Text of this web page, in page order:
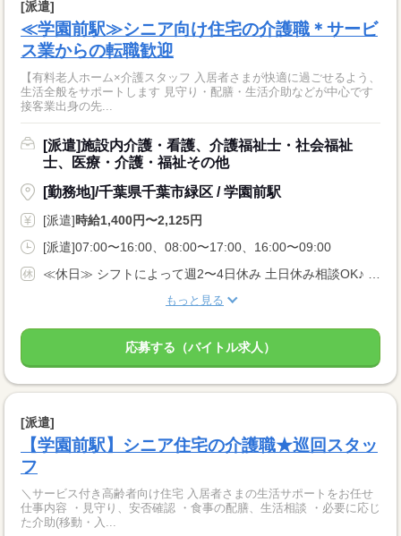
[派遣]
≪学園前駅≫シニア向け住宅の介護職＊サービ
ス業からの転職歓迎
【有料老人ホーム×介護スタッフ 入居者さまが快適に過ごせるよう、
生活全般をサポートします 見守り・配膳・生活介助などが中心です
接客業出身の先...
[派遣]施設内介護・看護、介護福祉士・社会福祉
士、医療・介護・福祉その他
[勤務地]/千葉県千葉市緑区 / 学園前駅
[派遣]時給1,400円〜2,125円
[派遣]07:00〜16:00、08:00〜17:00、16:00〜09:00
もっと見る
応募する（バイトル求人）
[派遣]
【学園前駅】シニア住宅の介護職★巡回スタッ
フ
＼サービス付き高齢者向け住宅 入居者さまの生活サポートをお任せ
仕事内容 ・見守り、安否確認 ・食事の配膳、生活相談 ・必要に応じ
た介助(移動・入...